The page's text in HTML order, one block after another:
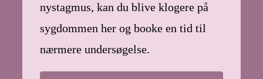
nystagmus, kan du blive klogere på
sygdommen her og booke en tid til
nærmere undersøgelse.